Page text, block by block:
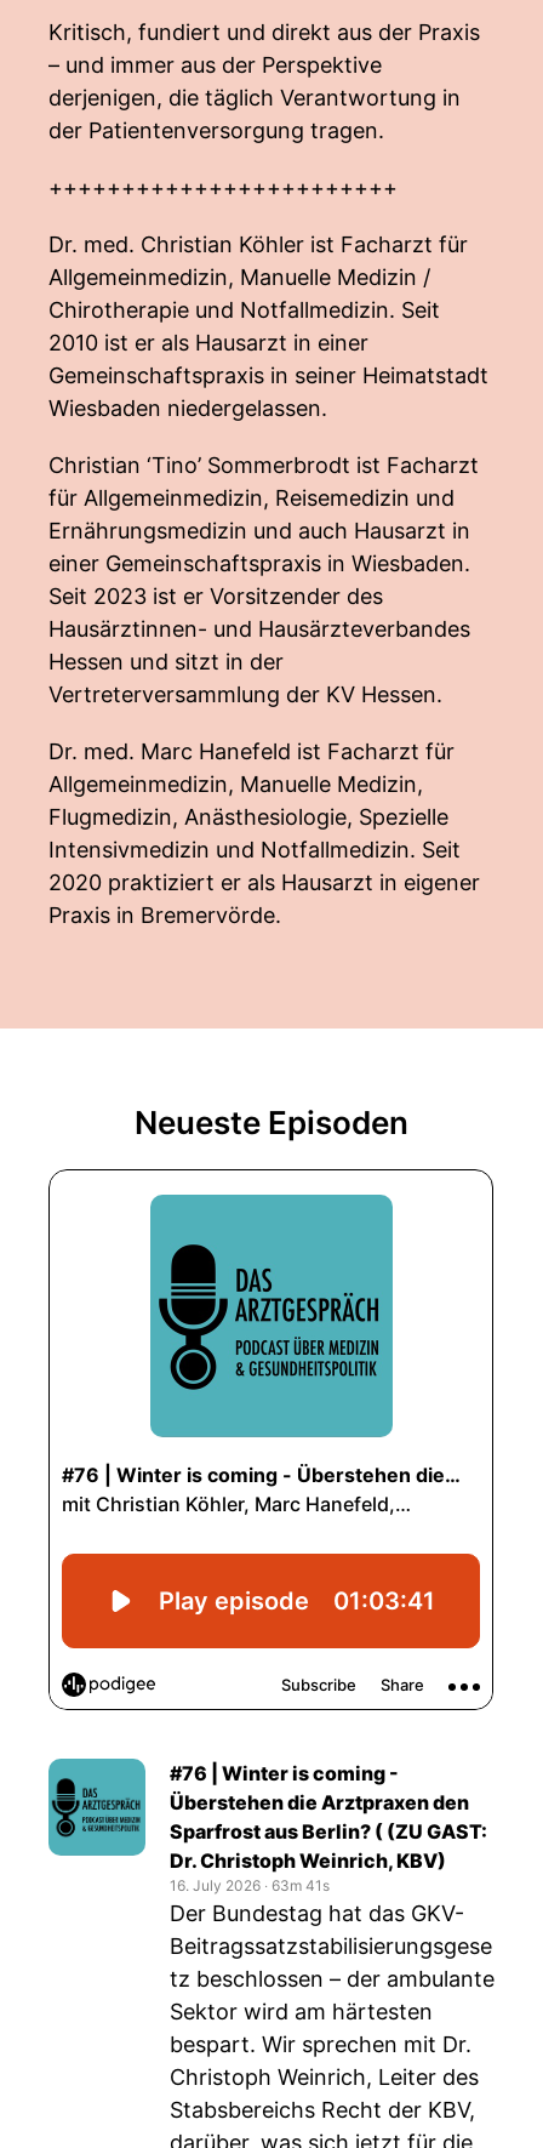
Kritisch, fundiert und direkt aus der Praxis
– und immer aus der Perspektive
derjenigen, die täglich Verantwortung in
der Patientenversorgung tragen.
++++++++++++++++++++++++
Dr. med. Christian Köhler ist Facharzt für
Allgemeinmedizin, Manuelle Medizin /
Chirotherapie und Notfallmedizin. Seit
2010 ist er als Hausarzt in einer
Gemeinschaftspraxis in seiner Heimatstadt
Wiesbaden niedergelassen.
Christian ‘Tino’ Sommerbrodt ist Facharzt
für Allgemeinmedizin, Reisemedizin und
Ernährungsmedizin und auch Hausarzt in
einer Gemeinschaftspraxis in Wiesbaden.
Seit 2023 ist er Vorsitzender des
Hausärztinnen- und Hausärzteverbandes
Hessen und sitzt in der
Vertreterversammlung der KV Hessen.
Dr. med. Marc Hanefeld ist Facharzt für
Allgemeinmedizin, Manuelle Medizin,
Flugmedizin, Anästhesiologie, Spezielle
Intensivmedizin und Notfallmedizin. Seit
2020 praktiziert er als Hausarzt in eigener
Praxis in Bremervörde.
Neueste Episoden
#76 | Winter is coming -
Überstehen die Arztpraxen den
Sparfrost aus Berlin? ( (ZU GAST:
Dr. Christoph Weinrich, KBV)
16. July 2026 ‧ 63m 41s
Der Bundestag hat das GKV-
Beitragssatzstabilisierungsgese
tz beschlossen – der ambulante
Sektor wird am härtesten
bespart. Wir sprechen mit Dr.
Christoph Weinrich, Leiter des
Stabsbereichs Recht der KBV,
darüber, was sich jetzt für die